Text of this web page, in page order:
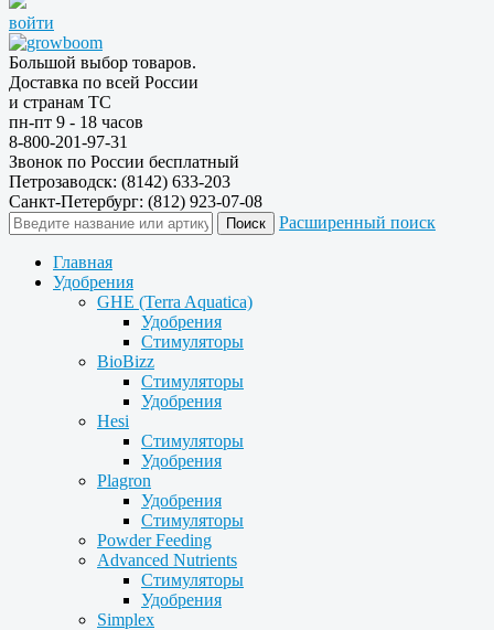
войти
Большой выбор товаров.
Доставка по всей России
и странам ТС
пн-пт 9 - 18 часов
8-800-201-97-31
Звонок по России бесплатный
Петрозаводск: (8142) 633-203
Санкт-Петербург: (812) 923-07-08
Расширенный поиск
Главная
Удобрения
GHE (Terra Aquatica)
Удобрения
Стимуляторы
BioBizz
Стимуляторы
Удобрения
Hesi
Стимуляторы
Удобрения
Plagron
Удобрения
Стимуляторы
Powder Feeding
Advanced Nutrients
Стимуляторы
Удобрения
Simplex